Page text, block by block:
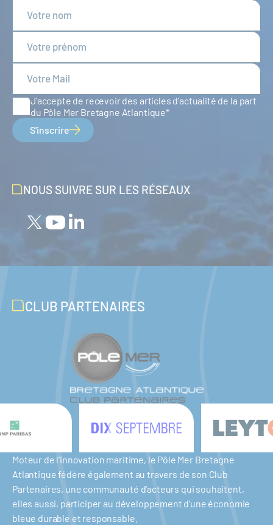
J'accepte de recevoir des articles d'actualité de la part
du Pôle Mer Bretagne Atlantique
S'inscrire
NOUS SUIVRE SUR LES RÉSEAUX
CLUB PARTENAIRES
Moteur de l'innovation maritime, le Pôle Mer Bretagne
Atlantique fédère également au travers de son Club
Partenaires, une communauté d'acteurs qui souhaitent,
elles aussi, participer au développement d'une économie
bleue durable et responsable.